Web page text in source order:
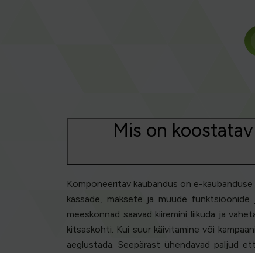
Mis on
Komponeeritav kaubandus on e-
kassade, maksete ja muude
meeskonnad saavad kiiremini liikuda ja
kitsaskohti. Kui suur käivitamine või
aeglustada. Seepärast ühendavad paljud